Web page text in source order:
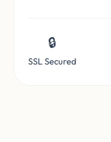
🔒
SSL Secured